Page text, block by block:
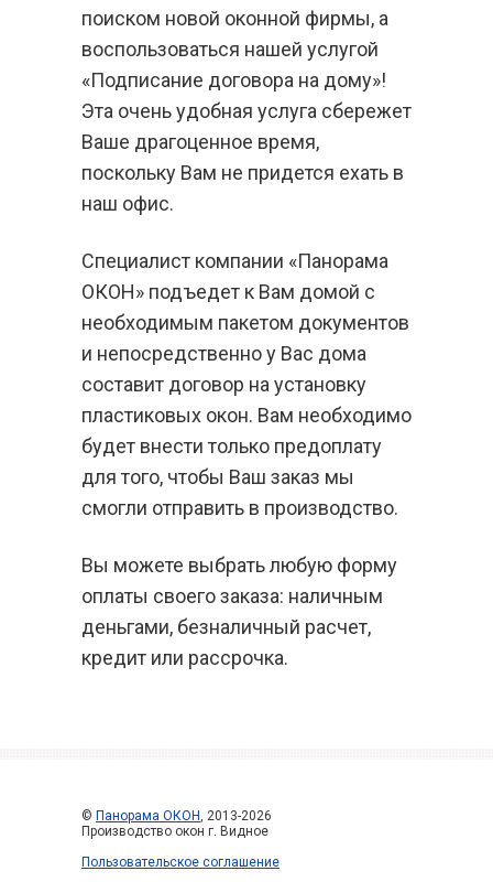
поиском новой оконной фирмы, а
воспользоваться нашей услугой
«Подписание договора на дому»!
Эта очень удобная услуга сбережет
Ваше драгоценное время,
поскольку Вам не придется ехать в
наш офис.
Специалист компании «Панорама
ОКОН» подъедет к Вам домой с
необходимым пакетом документов
и непосредственно у Вас дома
составит договор на установку
пластиковых окон. Вам необходимо
будет внести только предоплату
для того, чтобы Ваш заказ мы
смогли отправить в производство.
Вы можете выбрать любую форму
оплаты своего заказа: наличным
деньгами, безналичный расчет,
кредит или рассрочка.
© Панорама ОКОН, 2013-2026
Производство окон г. Видное
Пользовательское соглашение